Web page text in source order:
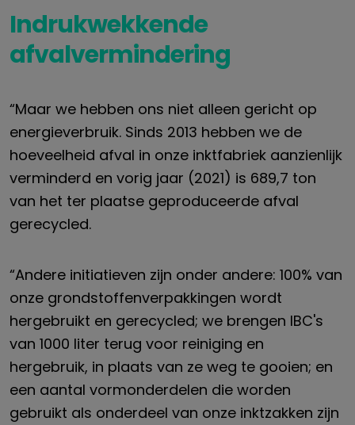
Indrukwekkende
afvalvermindering
“Maar we hebben ons niet alleen gericht op
energieverbruik. Sinds 2013 hebben we de
hoeveelheid afval in onze inktfabriek aanzienlijk
verminderd en vorig jaar (2021) is 689,7 ton
van het ter plaatse geproduceerde afval
gerecycled.
“Andere initiatieven zijn onder andere: 100% van
onze grondstoffenverpakkingen wordt
hergebruikt en gerecycled; we brengen IBC's
van 1000 liter terug voor reiniging en
hergebruik, in plaats van ze weg te gooien; en
een aantal vormonderdelen die worden
gebruikt als onderdeel van onze inktzakken zijn